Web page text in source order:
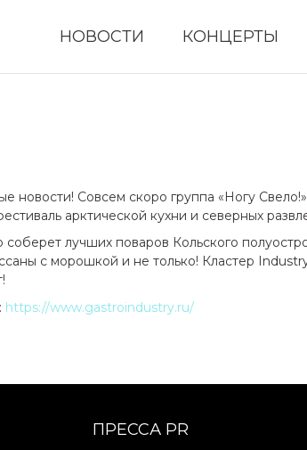
НОВОСТИ КОНЦЕРТЫ
новости! Совсем скоро группа «Ногу
арктической кухни и северных
лучших поваров Кольского
с морошкой и не только! Кластер
https://www.gastroindustry.ru/
ПРЕССА PR